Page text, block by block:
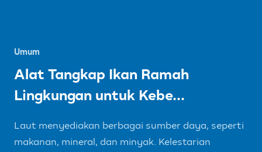
Umum
Alat Tangkap Ikan Ramah
Lingkungan untuk Kebe...
Laut menyediakan berbagai sumber daya, seperti
makanan, mineral, dan minyak. Kelestarian